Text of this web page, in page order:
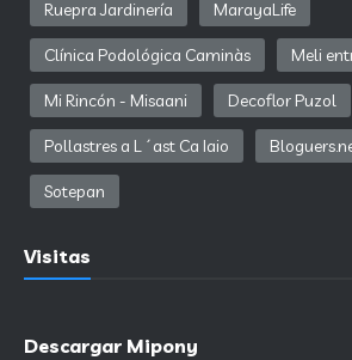
Ruepra Jardinería MarayaLife
Clínica Podológica Caminàs Meli
Mi Rincón - Misaani Decoflor Puzol
Pollastres a L´ast Ca Iaio
Sotepan
Visitas
Descargar Mipony